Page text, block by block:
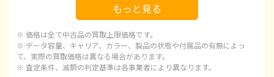
iPhone 15 Plus
iPhone 15 Pro
¥92,000
¥89,000
¥115,000
¥92,100
¥97,100
¥120,100
もっと見る
※ 価格は全て中古品の買取上限価格です。
※ データ容量、キャリア、カラー、製品の状態や付属品の有無によっ
て、実際の買取価格は異なる場合があります。
※ 査定条件、減額の判定基準は各事業者により異なります。